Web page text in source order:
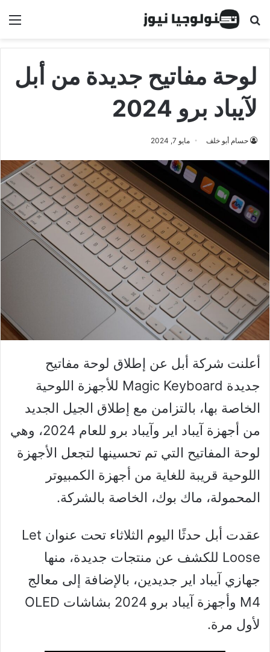
البحث عن
لوحة مفاتيح جديدة من أبل
لآيباد برو 2024
حسام أبو خلف مايو 7, 2024
أعلنت شركة أبل عن إطلاق لوحة مفاتيح
جديدة Magic Keyboard للأجهزة اللوحية
الخاصة بها، بالتزامن مع إطلاق الجيل الجديد
من أجهزة آيباد اير وآيباد برو للعام 2024، وهي
لوحة المفاتيح التي تم تحسينها لتجعل الأجهزة
اللوحية قريبة للغاية من أجهزة الكمبيوتر
المحمولة، ماك بوك، الخاصة بالشركة.
عقدت أبل حدثًا اليوم الثلاثاء تحت عنوان Let
Loose للكشف عن منتجات جديدة، منها
جهازي آيباد اير جديدين، بالإضافة إلى معالج
M4 وأجهزة آيباد برو 2024 بشاشات OLED
لأول مرة.